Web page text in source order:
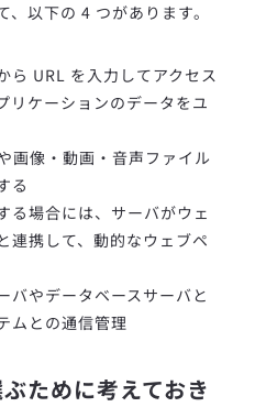
以下の 4 つがあります。
ら URL を入力してアクセス
リケーションのデータをユ
画像・動画・音声ファイル
る
る場合には、サーバがウェ
連携して、動的なウェブペ
バやデータベースサーバと
ムとの通信管理
ために考えておき